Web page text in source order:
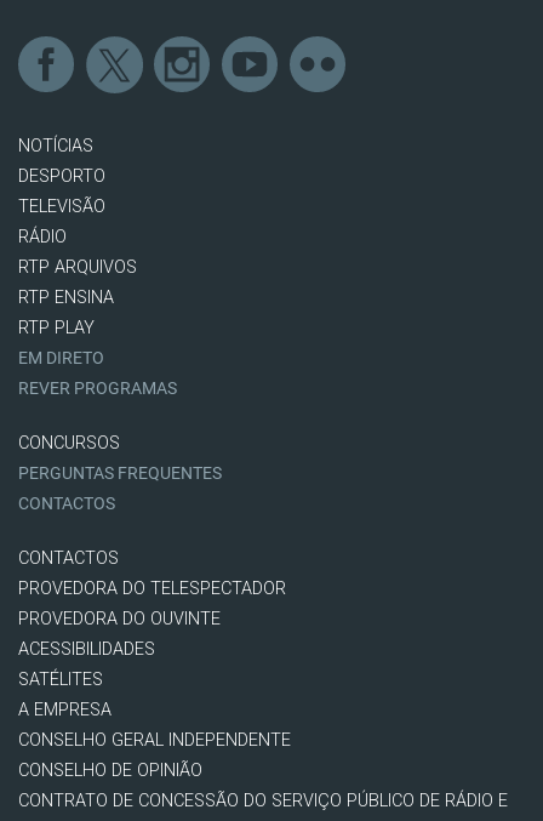
NOTÍCIAS
DESPORTO
TELEVISÃO
RÁDIO
RTP ARQUIVOS
RTP ENSINA
RTP PLAY
EM DIRETO
REVER PROGRAMAS
CONCURSOS
PERGUNTAS FREQUENTES
CONTACTOS
CONTACTOS
PROVEDORA DO TELESPECTADOR
PROVEDORA DO OUVINTE
ACESSIBILIDADES
SATÉLITES
A EMPRESA
CONSELHO GERAL INDEPENDENTE
CONSELHO DE OPINIÃO
CONTRATO DE CONCESSÃO DO SERVIÇO PÚBLICO DE RÁDIO E